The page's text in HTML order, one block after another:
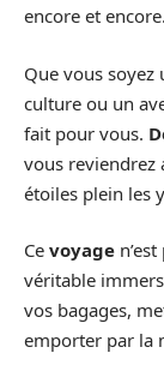
encore et encore.
Que vous
culture ou un
fait pour vous.
vous reviendrez
étoiles plein les
Ce voyage
véritable
vos bagages,
emporter par la